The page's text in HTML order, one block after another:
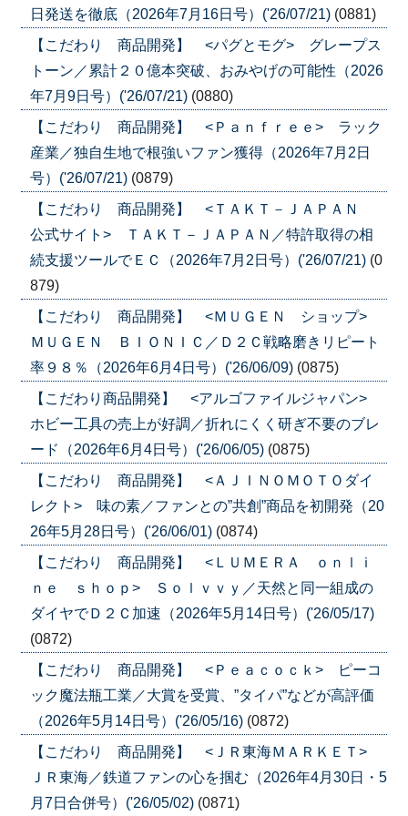
日発送を徹底（2026年7月16日号）('26/07/21) (0881)
【こだわり 商品開発】 <パグとモグ> グレープス
トーン／累計２０億本突破、おみやげの可能性（2026
年7月9日号）('26/07/21) (0880)
【こだわり 商品開発】 <Ｐａｎｆｒｅｅ> ラック
産業／独自生地で根強いファン獲得（2026年7月2日
号）('26/07/21) (0879)
【こだわり 商品開発】 <ＴＡＫＴ－ＪＡＰＡＮ
公式サイト> ＴＡＫＴ－ＪＡＰＡＮ／特許取得の相
続支援ツールでＥＣ（2026年7月2日号）('26/07/21) (0
879)
【こだわり 商品開発】 <ＭＵＧＥＮ ショップ>
ＭＵＧＥＮ ＢＩＯＮＩＣ／Ｄ２Ｃ戦略磨きリピート
率９８％（2026年6月4日号）('26/06/09) (0875)
【こだわり商品開発】 <アルゴファイルジャパン>
ホビー工具の売上が好調／折れにくく研ぎ不要のブレ
ード（2026年6月4日号）('26/06/05) (0875)
【こだわり 商品開発】 <ＡＪＩＮＯＭＯＴＯダイ
レクト> 味の素／ファンとの”共創”商品を初開発（20
26年5月28日号）('26/06/01) (0874)
【こだわり 商品開発】 <ＬＵＭＥＲＡ ｏｎｌｉ
ｎｅ ｓｈｏｐ> Ｓｏｌｖｖｙ／天然と同一組成の
ダイヤでＤ２Ｃ加速（2026年5月14日号）('26/05/17)
(0872)
【こだわり 商品開発】 <Ｐｅａｃｏｃｋ> ピーコ
ック魔法瓶工業／大賞を受賞、”タイパ”などが高評価
（2026年5月14日号）('26/05/16) (0872)
【こだわり 商品開発】 <ＪＲ東海ＭＡＲＫＥＴ>
ＪＲ東海／鉄道ファンの心を掴む（2026年4月30日・5
月7日合併号）('26/05/02) (0871)